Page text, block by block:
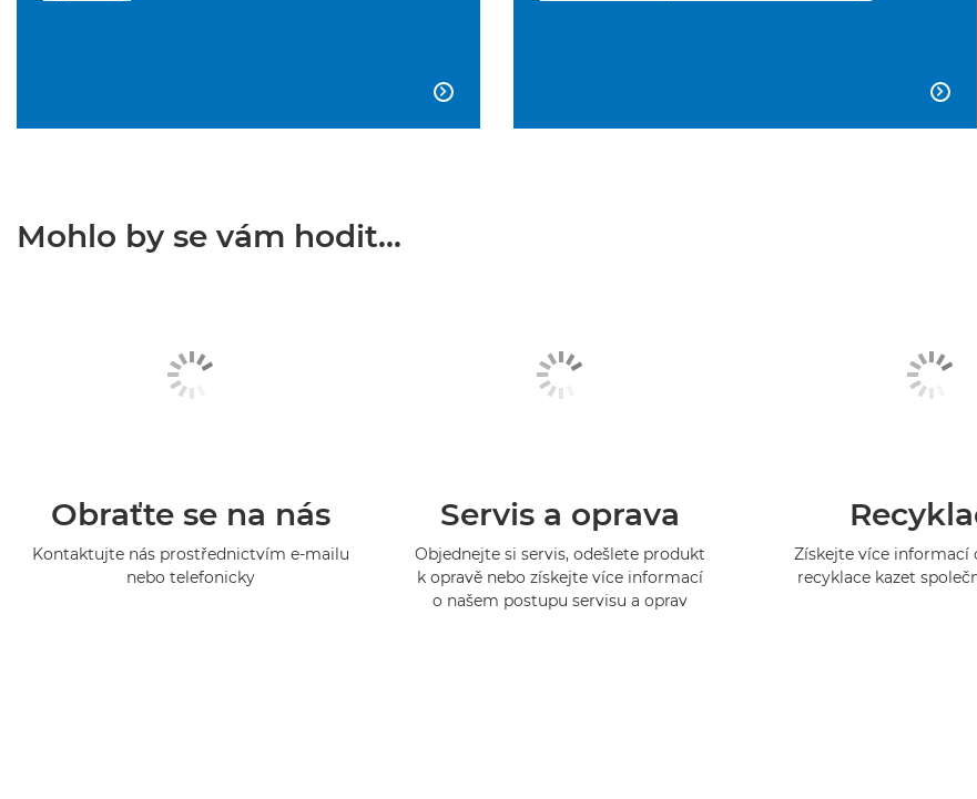
 
Mohlo by se vám hodit...
Obraťte se na nás
Kontaktujte nás prostřednictvím e-mailu
nebo telefonicky
Servis a oprava
Objednejte si servis, odešlete produkt
k opravě nebo získejte více informací
o našem postupu servisu a oprav
Získejte více informací
recyklace kazet